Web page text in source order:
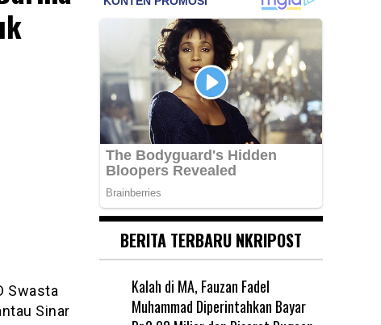
Swasta
Sinar
BERITA TERBARU NKRIPOST
Kalah di MA, Fauzan Fadel
Muhammad Diperintahkan Bayar